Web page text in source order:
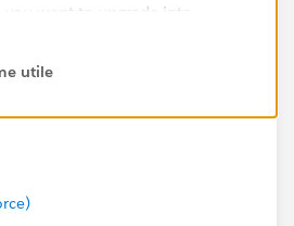
want to upgrade into
I'm opened Account
> Edit Page
utile